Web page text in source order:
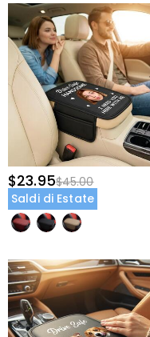
$23.95$45.00
Saldi di Estate